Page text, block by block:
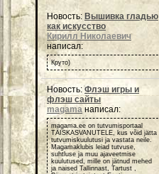
Новость: Вышивка гладью
как искусство
Кирилл Николаевич
написал:
Круто)
Новость:Флэш игры и
флэш сайты
magama написал:
magama.ee on tutvumisportaal
TÄISKASVANUTELE, kus võid jätta
tutvumiskuulutusi ja vastata neile.
Magamaklubis leiad tutvuse,
suhtluse ja muu ajaveetmise
kuulutused, mille on jätnud mehed
ja naised Tallinnast, Tartust ,